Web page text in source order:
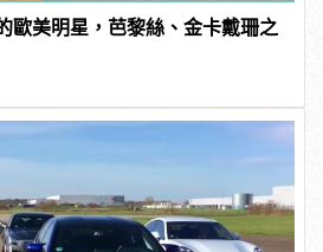
歐美明星，芭黎絲、金卡戴珊之